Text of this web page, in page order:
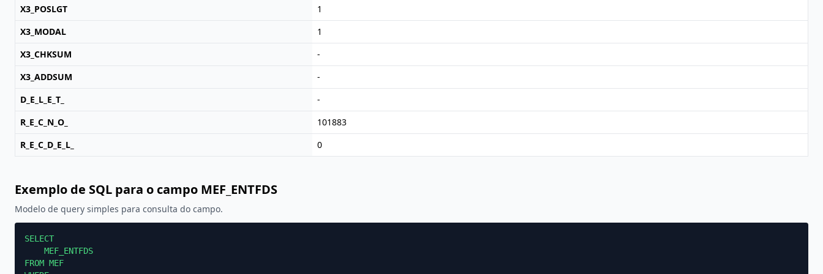
X3_POSLGT
1
X3_MODAL
1
X3_CHKSUM
-
X3_ADDSUM
-
D_E_L_E_T_
-
R_E_C_N_O_
101883
R_E_C_D_E_L_
0
Exemplo de SQL para o campo MEF_ENTFDS
Modelo de query simples para consulta do campo.
SELECT
    MEF_ENTFDS
FROM MEF